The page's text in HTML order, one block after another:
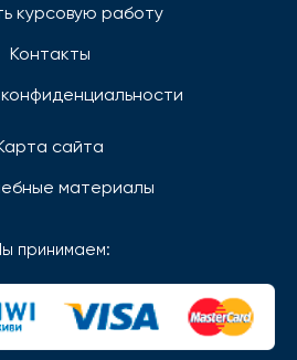
курсовую работу
Контакты
сайта
материалы
принимаем: